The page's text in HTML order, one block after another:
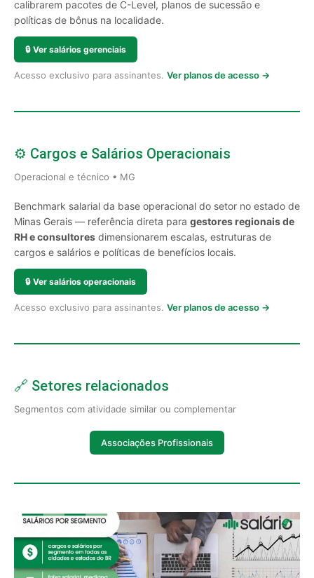
calibrarem pacotes de C-Level, planos de sucessão e
políticas de bônus na localidade.
🔒 Ver salários gerenciais
Acesso exclusivo para assinantes. Ver planos de acesso →
⚙️ Cargos e Salários Operacionais
Operacional e técnico • MG
Benchmark salarial da base operacional do setor no estado de
Minas Gerais — referência direta para gestores regionais de
RH e consultores dimensionarem escalas, estruturas de
cargos e salários e políticas de benefícios locais.
🔒 Ver salários operacionais
Acesso exclusivo para assinantes. Ver planos de acesso →
🔗 Setores relacionados
Segmentos com atividade similar ou complementar
Associações Profissionais